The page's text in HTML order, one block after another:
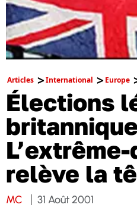
Articles International Europe
Élections
relève la
MC 31 Août 2001